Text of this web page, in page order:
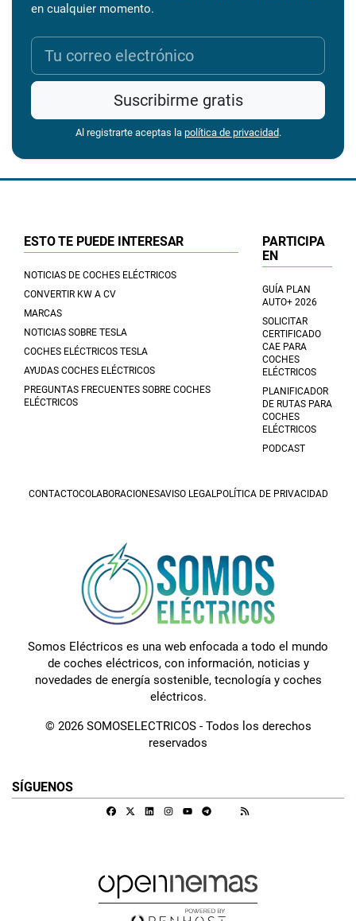
en cualquier momento.
Suscribirme gratis
Al registrarte aceptas la política de privacidad.
ESTO TE PUEDE INTERESAR
NOTICIAS DE COCHES ELÉCTRICOS
CONVERTIR KW A CV
MARCAS
NOTICIAS SOBRE TESLA
COCHES ELÉCTRICOS TESLA
AYUDAS COCHES ELÉCTRICOS
PREGUNTAS FRECUENTES SOBRE COCHES
ELÉCTRICOS
PARTICIPA
EN
GUÍA PLAN
AUTO+ 2026
SOLICITAR
CERTIFICADO
CAE PARA
COCHES
ELÉCTRICOS
PLANIFICADOR
DE RUTAS PARA
COCHES
ELÉCTRICOS
PODCAST
CONTACTOCOLABORACIONESAVISO LEGAL POLÍTICA DE PRIVACIDAD
Somos Eléctricos es una web enfocada a todo el mundo
de coches eléctricos, con información, noticias y
novedades de energía sostenible, tecnología y coches
eléctricos.
© 2026 SOMOSELECTRICOS - Todos los derechos
reservados
SÍGUENOS
FacebookLinkedinInstagramTelegram
Google Discover